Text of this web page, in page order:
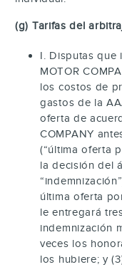
(g) Tarifas del
I. Disputas que
MOTOR
los costos de
gastos de la
oferta de
COMPANY
(“última oferta
la decisión del
última oferta
le entregará
indemnización
veces los
los hubiere; y